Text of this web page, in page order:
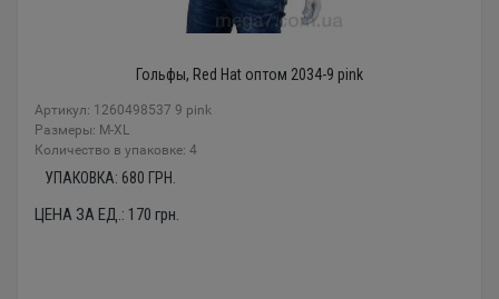
Гольфы, Red Hat оптом 2034-9 pink
Артикул: 1260498537 9 pink
Размеры: M-XL
Количество в упаковке: 4
УПАКОВКА: 680 ГРН.
ЦЕНА ЗА ЕД.: 170 грн.